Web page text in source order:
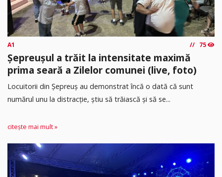
A1 75
Șepreușul a trăit la intensitate maximă
prima seară a Zilelor comunei (live, foto)
Locuitorii din Șepreuș au demonstrat încă o dată că sunt
numărul unu la distracție, știu să trăiască și să se...
citește mai mult »